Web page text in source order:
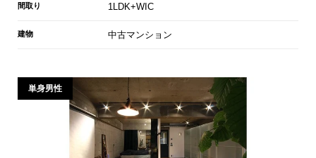
間取り 1LDK+WIC
建物 中古マンション
単身男性